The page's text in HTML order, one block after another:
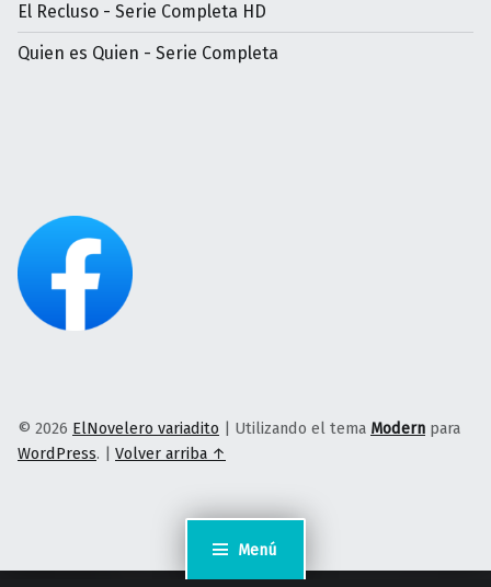
Menú
El Recluso - Serie Completa HD
Quien es Quien - Serie Completa
© 2026 ElNovelero variadito | Utilizando el tema Modern para
WordPress. | Volver arriba ↑